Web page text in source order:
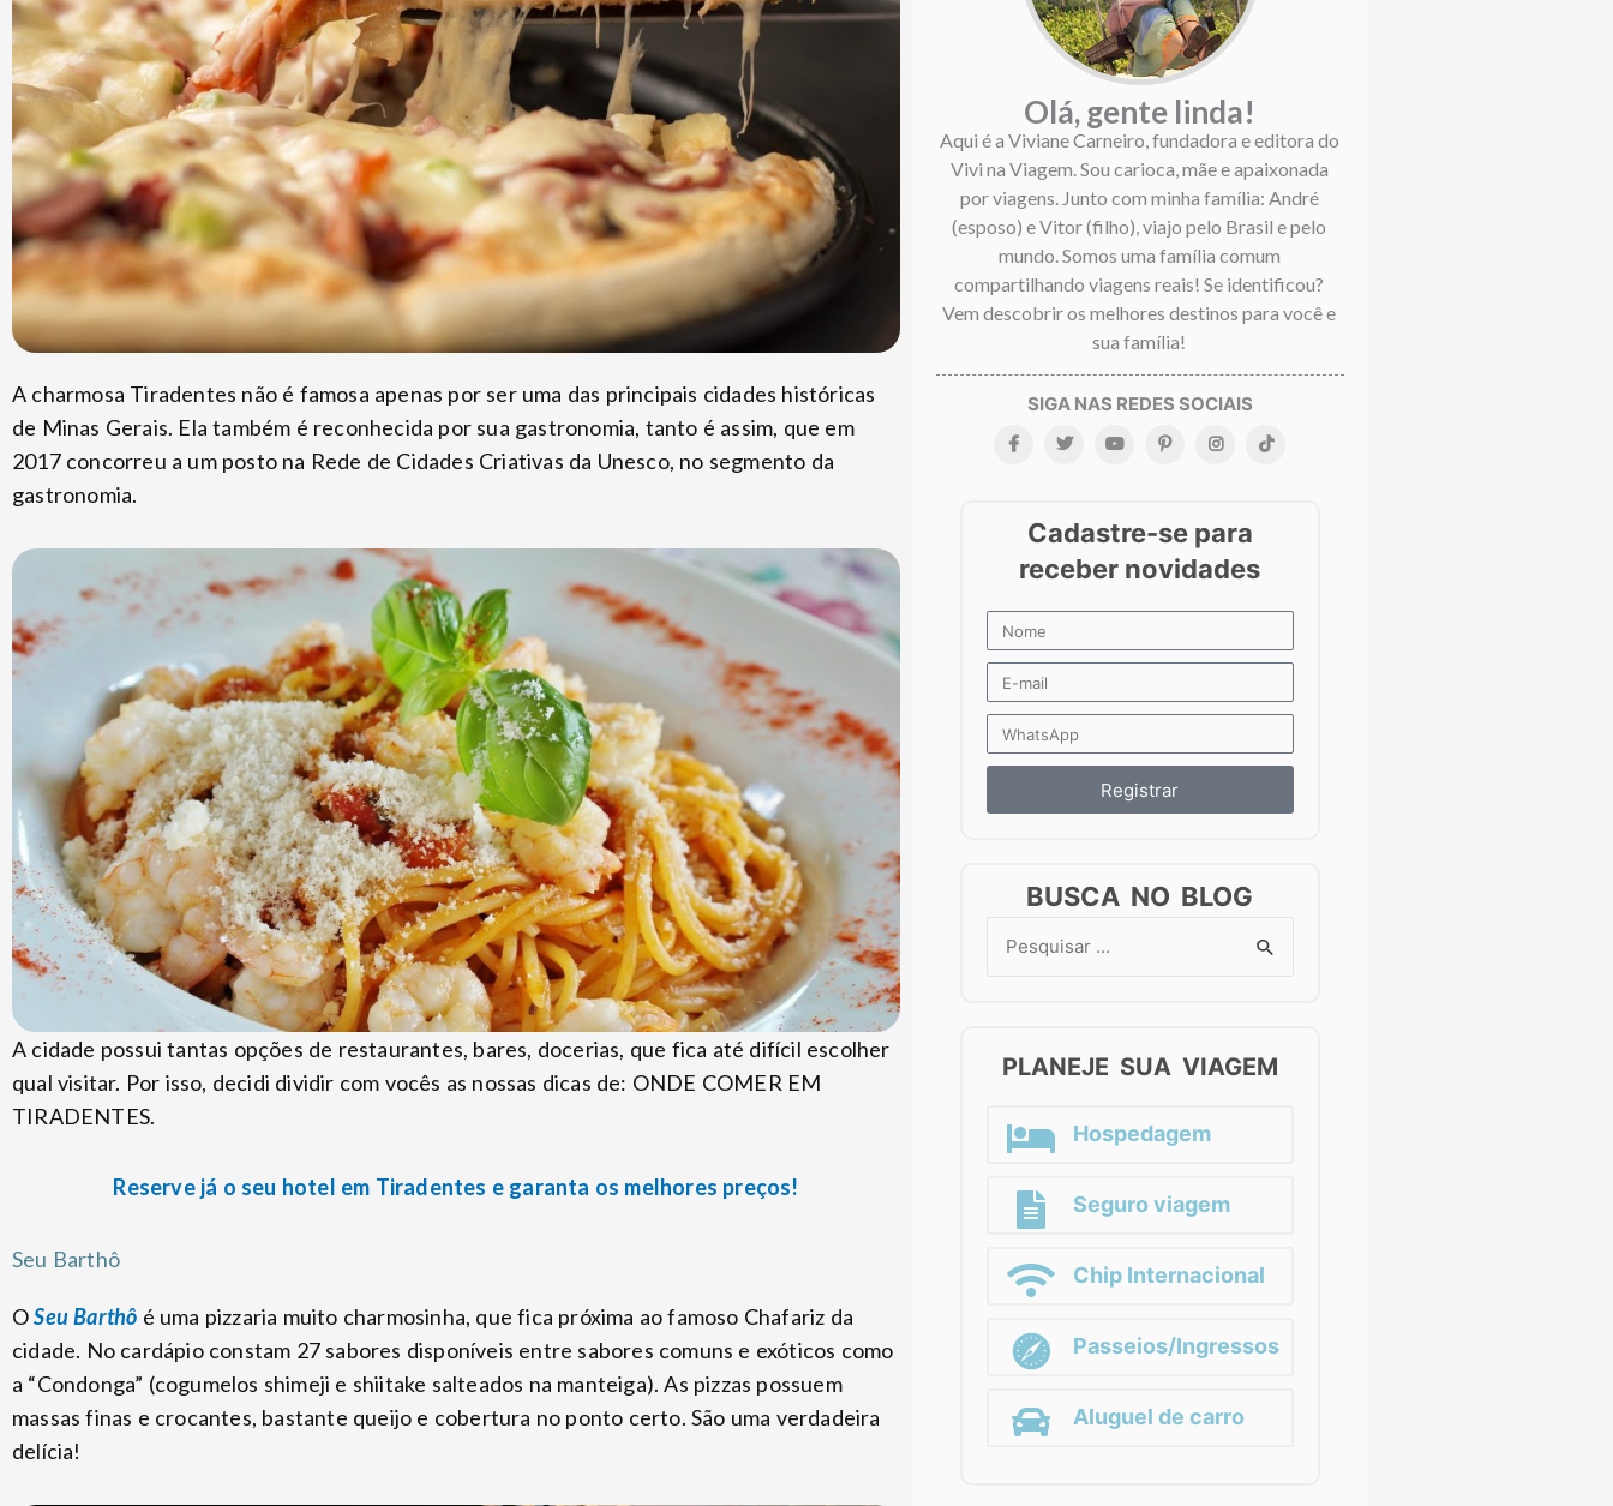
A charmosa Tiradentes não é famosa apenas por ser uma das principais cidades históricas
de Minas Gerais. Ela também é reconhecida por sua gastronomia, tanto é assim, que em
2017 concorreu a um posto na Rede de Cidades Criativas da Unesco, no segmento da
gastronomia.
A cidade possui tantas opções de restaurantes, bares, docerias, que fica até difícil escolher
qual visitar. Por isso, decidi dividir com vocês as nossas dicas de: ONDE COMER EM
TIRADENTES.
Reserve já o seu hotel em Tiradentes e garanta os melhores preços!
Seu Barthô
OSeu Barthô é uma pizzaria muito charmosinha, que fica próxima ao famoso Chafariz da
cidade. No cardápio constam 27 sabores disponíveis entre sabores comuns e exóticos como
a “Condonga” (cogumelos shimeji e shiitake salteados na manteiga). As pizzas possuem
massas finas e crocantes, bastante queijo e cobertura no ponto certo. São uma verdadeira
delícia!
Olá, gente linda!
Aqui é a Viviane Carneiro, fundadora e editora do
Vivi na Viagem. Sou carioca, mãe e apaixonada
por viagens. Junto com minha família: André
(esposo) e Vitor (filho), viajo pelo Brasil e pelo
mundo. Somos uma família comum
compartilhando viagens reais! Se identificou?
Vem descobrir os melhores destinos para você e
sua família!
Registrar
BUSCA NO BLOG
Search
PLANEJE SUA VIAGEM
Hospedagem
Seguro viagem
Chip Internacional
Passeios/Ingressos
Aluguel de carro